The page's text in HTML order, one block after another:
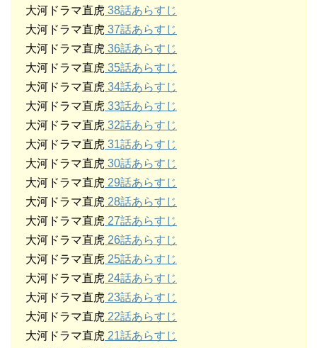
大河ドラマ直虎 38話あらすじ
大河ドラマ直虎 37話あらすじ
大河ドラマ直虎 36話あらすじ
大河ドラマ直虎 35話あらすじ
大河ドラマ直虎 34話あらすじ
大河ドラマ直虎 33話あらすじ
大河ドラマ直虎 32話あらすじ
大河ドラマ直虎 31話あらすじ
大河ドラマ直虎 30話あらすじ
大河ドラマ直虎 29話あらすじ
大河ドラマ直虎 28話あらすじ
大河ドラマ直虎 27話あらすじ
大河ドラマ直虎 26話あらすじ
大河ドラマ直虎 25話あらすじ
大河ドラマ直虎 24話あらすじ
大河ドラマ直虎 23話あらすじ
大河ドラマ直虎 22話あらすじ
大河ドラマ直虎 21話あらすじ